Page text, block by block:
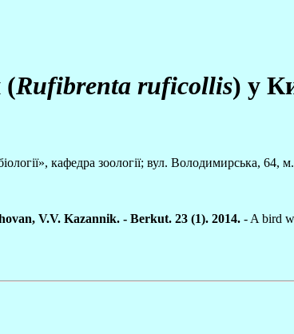
(Rufibrenta ruficollis) у
кафедра зоології; вул. Володимирська, 64,
V.V. Kazannik. - Berkut. 23 (1). 2014. - A bird